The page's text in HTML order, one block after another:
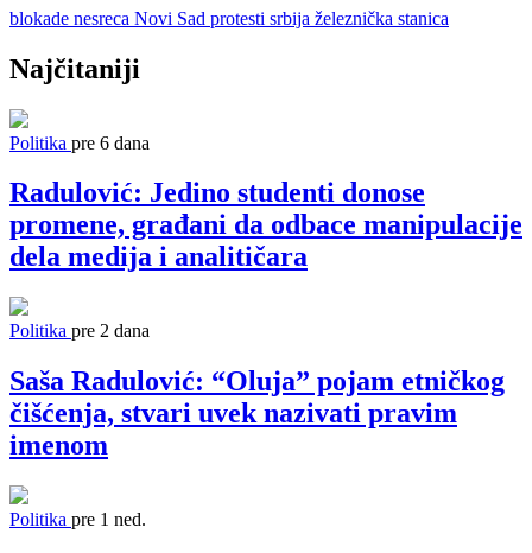
blokade nesreca Novi Sad protesti srbija železnička stanica
Najčitaniji
Politika pre 6 dana
Radulović: Jedino studenti donose
promene, građani da odbace manipulacije
dela medija i analitičara
Politika pre 2 dana
Saša Radulović: “Oluja” pojam etničkog
čišćenja, stvari uvek nazivati pravim
imenom
Politika pre 1 ned.